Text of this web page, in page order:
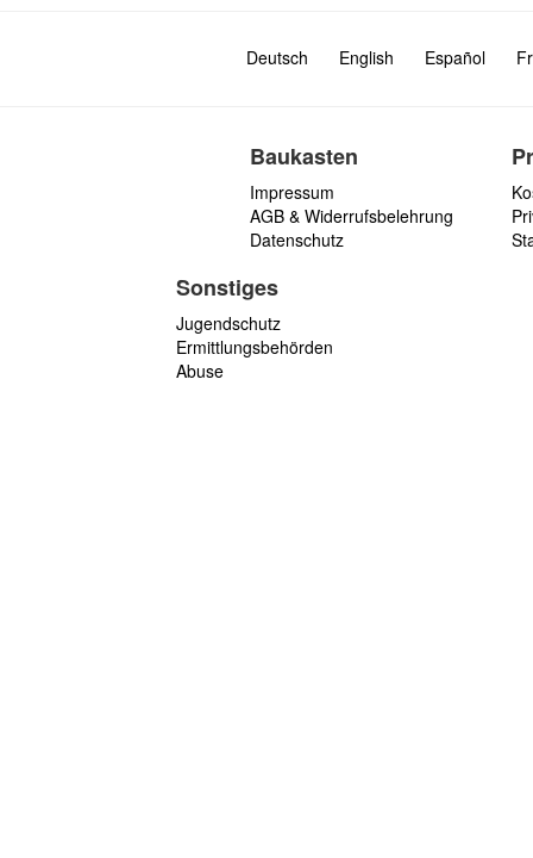
Deutsch English Español
Baukasten
Impressum
AGB & Widerrufsbelehrung
Datenschutz
Sonstiges
Jugendschutz
Ermittlungsbehörden
Abuse